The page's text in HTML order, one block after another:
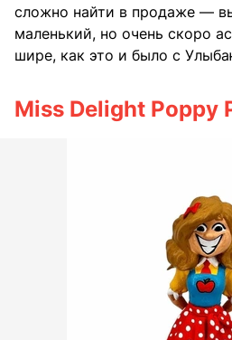
сложно найти в продаже —
маленький, но очень скоро
шире, как это и было с
Miss Delight Poppy